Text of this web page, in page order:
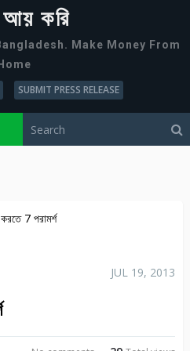
করি
Make Money From
Home
SUBMIT PRESS RELEASE
7 পরামর্শ
JUL 19, 2013